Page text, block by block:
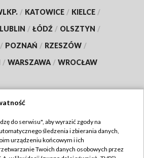
/ KATOWICE / KIELCE /
LUBLIN / ŁÓDŹ / OLSZTYN /
/ POZNAŃ / RZESZÓW /
/ WARSZAWA / WROCŁAW
TVP
Regulamin TVP
do serwisu", aby wyrazić zgody na
śledzenia i zbierania danych,
urządzeniu końcowym i ich
Twoich danych osobowych przez